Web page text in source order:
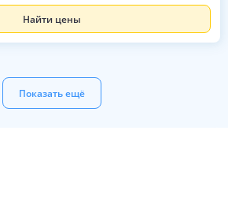
Найти цены
Показать ещё